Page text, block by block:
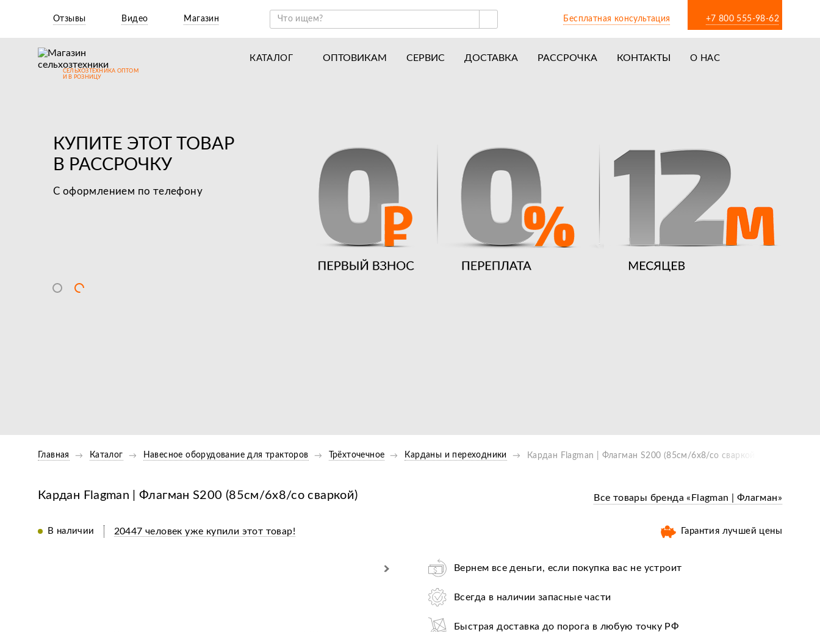
Отзывы Видео Магазин Бесплатная консультация +7 800 555-98-62
СЕЛЬХОЗТЕХНИКА ОПТОМ
И В РОЗНИЦУ
КАТАЛОГ
Навесное оборудование для мотоблоков
ОПТОВИКАМ СЕРВИС ДОСТАВКА РАССРОЧКА КОНТАКТЫ
О НАС
Новости
Отзывы
Вакансии
Гарантия лучшей цены
КУПИТЕ ЭТОТ ТОВАР
В РАССРОЧКУ
С оформлением по телефону
Главная Каталог Навесное оборудование для тракторов Трёхточечное Карданы и переходники Кардан Flagman | Флагман S200 (85см/6х8/со сваркой)
Кардан Flagman | Флагман S200 (85см/6х8/со сваркой) Все товары бренда «Flagman | Флагман»
В наличии 20447 человек уже купили этот товар! Гарантия лучшей цены
Вернем все деньги, если покупка вас не устроит
Всегда в наличии запасные части
Быстрая доставка до порога в любую точку РФ